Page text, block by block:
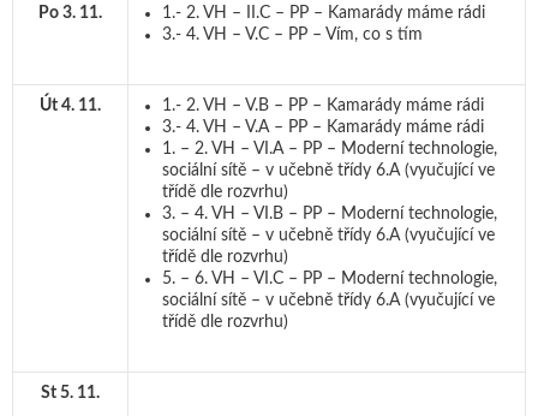
Po 3. 11.
1.- 2. VH – II.C – PP – Kamarády máme rádi
3.- 4. VH – V.C – PP – Vím, co s tím
Út 4. 11.
1.- 2. VH – V.B – PP – Kamarády máme rádi
3.- 4. VH – V.A – PP – Kamarády máme rádi
1. – 2. VH – VI.A – PP – Moderní technologie,
sociální sítě – v učebně třídy 6.A (vyučující ve
třídě dle rozvrhu)
3. – 4. VH – VI.B – PP – Moderní technologie,
sociální sítě – v učebně třídy 6.A (vyučující ve
třídě dle rozvrhu)
5. – 6. VH – VI.C – PP – Moderní technologie,
sociální sítě – v učebně třídy 6.A (vyučující ve
třídě dle rozvrhu)
St 5. 11.